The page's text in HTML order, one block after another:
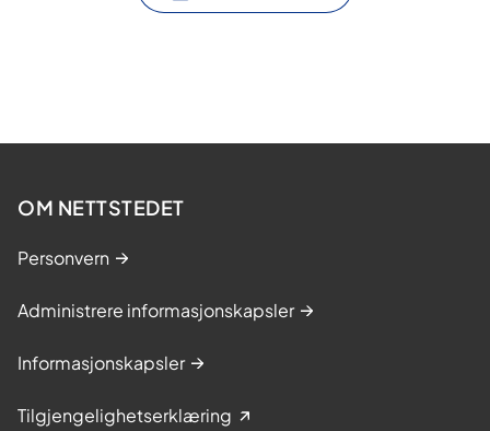
OM NETTSTEDET
Personvern
Administrere informasjonskapsler
Informasjonskapsler
Tilgjengelighetserklæring